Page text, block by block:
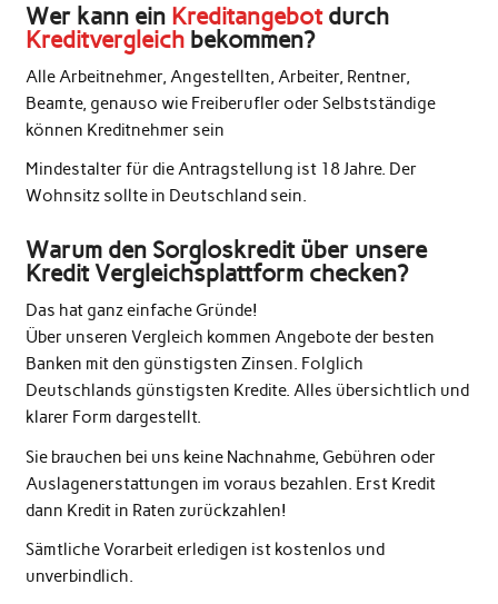
Wer kann ein Kreditangebotdurch
Kreditvergleichbekommen?
Alle Arbeitnehmer, Angestellten, Arbeiter, Rentner,
Beamte, genauso wie Freiberufler oder Selbstständige
können Kreditnehmer sein
Mindestalter für die Antragstellung ist 18 Jahre. Der
Wohnsitz sollte in Deutschland sein.
Warum den Sorgloskredit über unsere
Kredit Vergleichsplattform checken?
Das hat ganz einfache Gründe!
Über unseren Vergleich kommen Angebote der besten
Banken mit den günstigsten Zinsen. Folglich
Deutschlands günstigsten Kredite. Alles übersichtlich und
klarer Form dargestellt.
Sie brauchen bei uns keine Nachnahme, Gebühren oder
Auslagenerstattungen im voraus bezahlen. Erst Kredit
dann Kredit in Raten zurückzahlen!
Sämtliche Vorarbeit erledigen ist kostenlos und
unverbindlich.